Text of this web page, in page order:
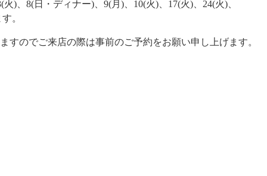
)、8(日・ディナー)、9(月)、10(火)、17(火)、24(火)、
。
すのでご来店の際は事前のご予約をお願い申し上げます。